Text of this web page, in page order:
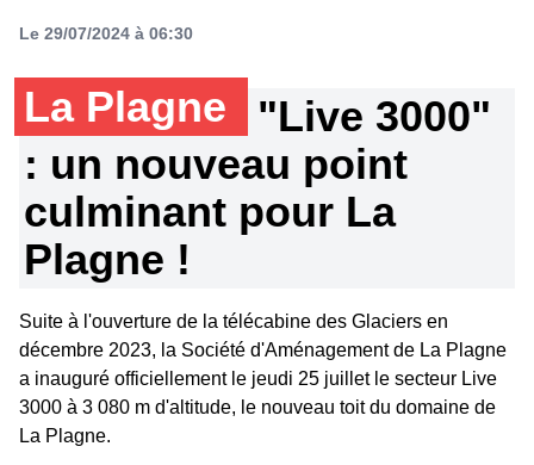
Le 29/07/2024 à 06:30
La Plagne
"Live 3000"
: un nouveau point
culminant pour La
Plagne !
Suite à l'ouverture de la télécabine des Glaciers en
décembre 2023, la Société d'Aménagement de La Plagne
a inauguré officiellement le jeudi 25 juillet le secteur Live
3000 à 3 080 m d'altitude, le nouveau toit du domaine de
La Plagne.